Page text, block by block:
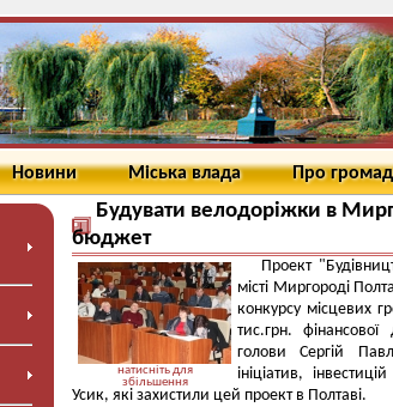
Новини Міська влада Про
Будувати велодоріжки в
бюджет
натисніть для
збільшення
Проект
місті Миргороді
конкурсу місцевих
тис.грн.
голови Сергій
ініціатив,
Усик, які захистили цей проект в Полтаві.